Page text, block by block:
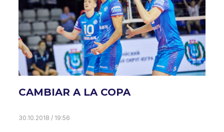
CAMBIAR A LA COPA
30.10.2018 / 19:56